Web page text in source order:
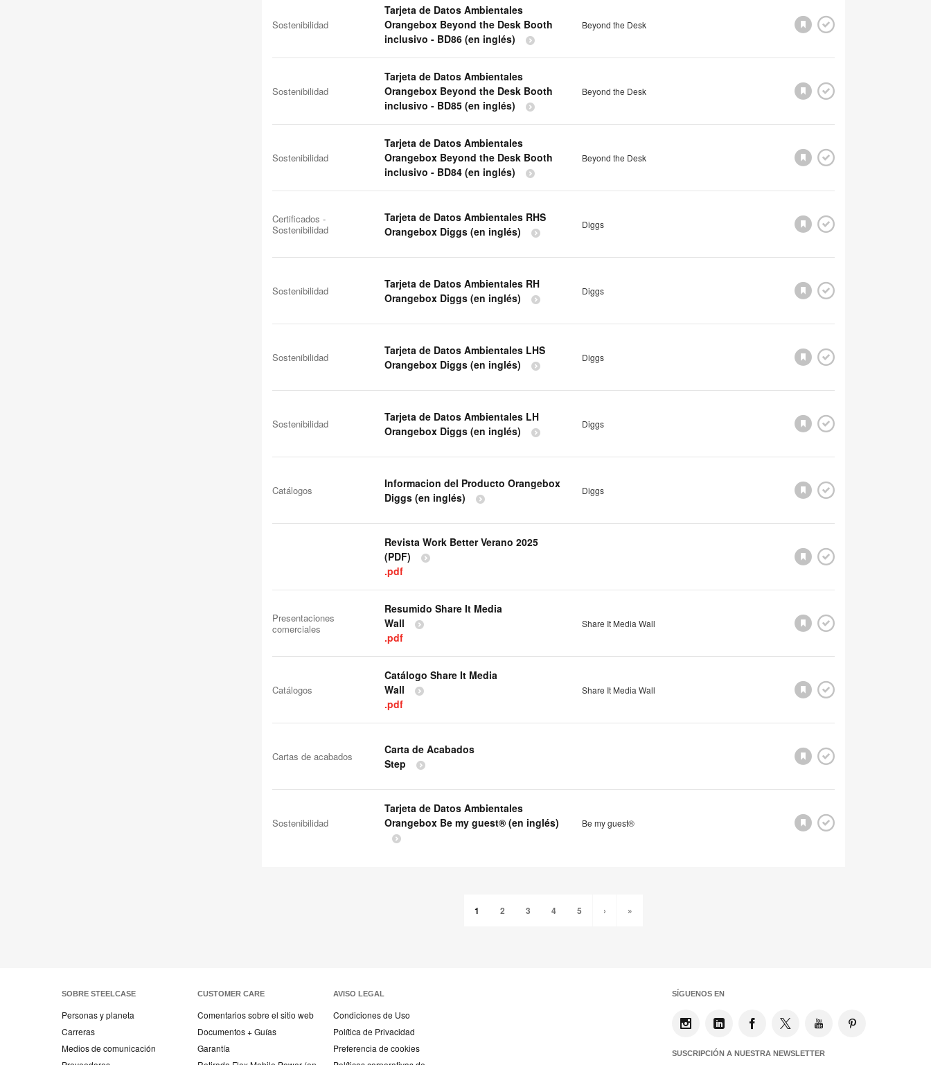
Sostenibilidad
Tarjeta de Datos Ambientales
Orangebox Beyond the Desk Booth
inclusivo - BD86 (en inglés)
Beyond the Desk
Sostenibilidad
Tarjeta de Datos Ambientales
Orangebox Beyond the Desk Booth
inclusivo - BD85 (en inglés)
Beyond the Desk
Sostenibilidad
Tarjeta de Datos Ambientales
Orangebox Beyond the Desk Booth
inclusivo - BD84 (en inglés)
Beyond the Desk
Certificados -
Sostenibilidad
Tarjeta de Datos Ambientales RHS
Orangebox Diggs (en inglés)
Diggs
Sostenibilidad
Tarjeta de Datos Ambientales RH
Orangebox Diggs (en inglés)
Diggs
Sostenibilidad
Tarjeta de Datos Ambientales LHS
Orangebox Diggs (en inglés)
Diggs
Sostenibilidad
Tarjeta de Datos Ambientales LH
Orangebox Diggs (en inglés)
Diggs
Catálogos
Informacion del Producto Orangebox
Diggs (en inglés)
Diggs
Revista Work Better Verano 2025
(PDF)
.pdf
Presentaciones
comerciales
Resumido Share It Media
Wall
.pdf
Share It Media Wall
Catálogos
Catálogo Share It Media
Wall
.pdf
Share It Media Wall
Cartas de acabados
Carta de Acabados
Step
Sostenibilidad
Tarjeta de Datos Ambientales
Orangebox Be my guest® (en inglés)
Be my guest®
1 2 3 4 5 › »
SOBRE STEELCASE
Personas y planeta
Carreras
Medios de comunicación
CUSTOMER CARE
Comentarios sobre el sitio web
Documentos + Guías
Garantía
AVISO LEGAL
Condiciones de Uso
Política de Privacidad
Preferencia de cookies
SÍGUENOS EN
SUSCRIPCIÓN A NUESTRA NEWSLETTER